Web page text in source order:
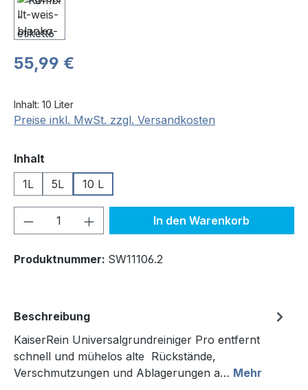
Regulärer Preis:
55,99 €
Inhalt: 10 Liter
Preise inkl. MwSt. zzgl. Versandkosten
Inhalt
1L
5L 10 L
Produkt Anzahl: Gib denIn den Warenkorb
Produktnummer: SW11106.2
Beschreibung
KaiserRein Universalgrundreiniger Pro entfernt
schnell und mühelos alte Rückstände,
Verschmutzungen und Ablagerungen a… Mehr